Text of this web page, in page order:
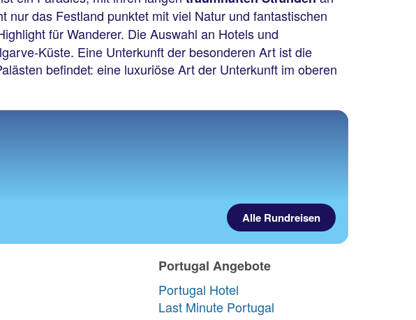
nur das Festland punktet mit viel Natur und fantastischen
für Wanderer. Die Auswahl an Hotels und
Küste. Eine Unterkunft der besonderen Art ist die
befindet: eine luxuriöse Art der Unterkunft im oberen
Alle Rundreisen
Portugal Angebote
Portugal Hotel
Last Minute Portugal